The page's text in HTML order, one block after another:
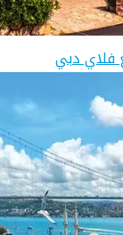
فلاي دبي